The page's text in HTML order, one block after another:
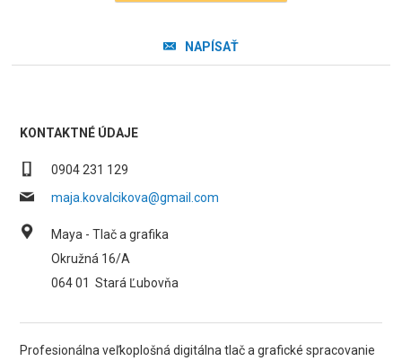
NAPÍSAŤ
KONTAKTNÉ ÚDAJE
0904 231 129
maja.kovalcikova@gmail.com
Maya - Tlač a grafika
Okružná 16/A
064 01 Stará Ľubovňa
Profesionálna veľkoplošná digitálna tlač a grafické spracovanie